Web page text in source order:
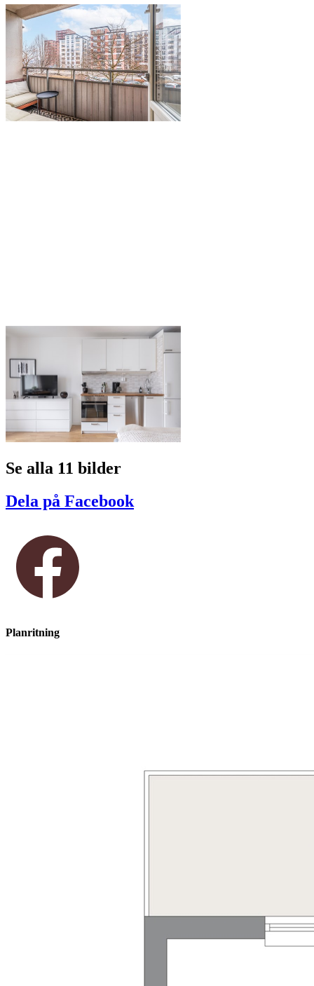
Se alla 11 bilder
Dela på Facebook
Planritning